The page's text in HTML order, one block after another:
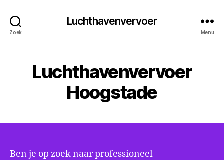
Zoek
Luchthavenvervoer
Menu
Luchthavenvervoer
Hoogstade
Ben je op zoek naar professioneel